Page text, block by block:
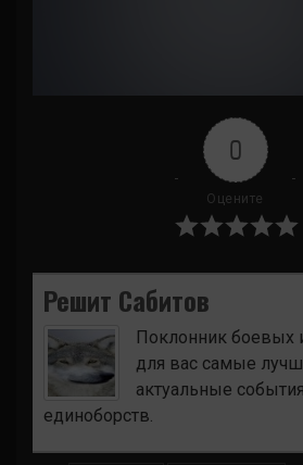
0
Оцените
Решит Сабитов
Поклонник боевых
для вас самые
актуальные
единоборств.